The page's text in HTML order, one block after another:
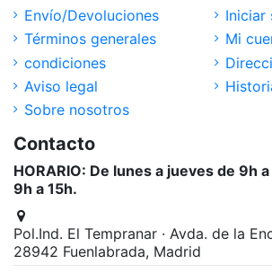
Envío/Devoluciones
Términos generales
condiciones
Aviso legal
Sobre nosotros
Iniciar
Mi
Contacto
HORARIO: De lunes a jueves de 9h
9h a 15h.
Pol.Ind. El Tempranar · Avda. de la
28942 Fuenlabrada, Madrid